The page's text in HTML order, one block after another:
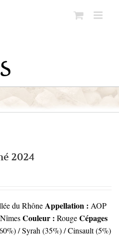
2024
du RhôneAppellation : AOP
Couleur : RougeCépages
/ Syrah (35%) / Cinsault (5%)